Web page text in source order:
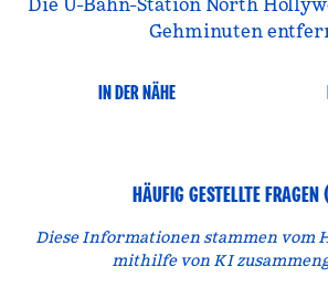
Die U-Bahn-Station North
Gehminuten
IN DER NÄHE
HÄUFIG GESTELLTE
Diese Informationen stammen vom
mithilfe von KI